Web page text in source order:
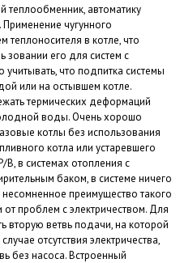
теплообменник, автоматику
чугунного
в котле, что
зовании его для систем с
что подпитка системы
или на остывшем котле.
термических деформаций
воды. Очень хорошо
котлы без использования
котла или устаревшего
в системах отопления с
баком, в системе ничего
преимущество такого
проблем с электричеством. Для
вторую ветвь подачи, на которой
отсутствия электричества,
без насоса. Встроенный